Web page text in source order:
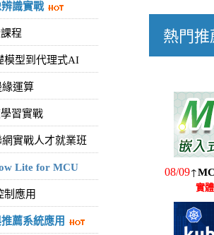
識實戰
程
模型到代理式AI
運算
習實戰
實戰人才就業班
Lite for MCU
制應用
薦系統應用
熱門推
08/09↑
實